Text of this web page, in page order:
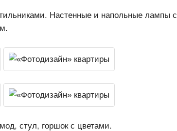
Настенные и напольные лампы с
стул, горшок с цветами.